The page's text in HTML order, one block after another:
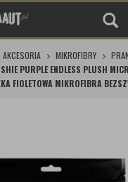
AKCESORIA MIKROFIBRY
PURPLE ENDLESS PLUSH
FIOLETOWA MIKROFIBRA